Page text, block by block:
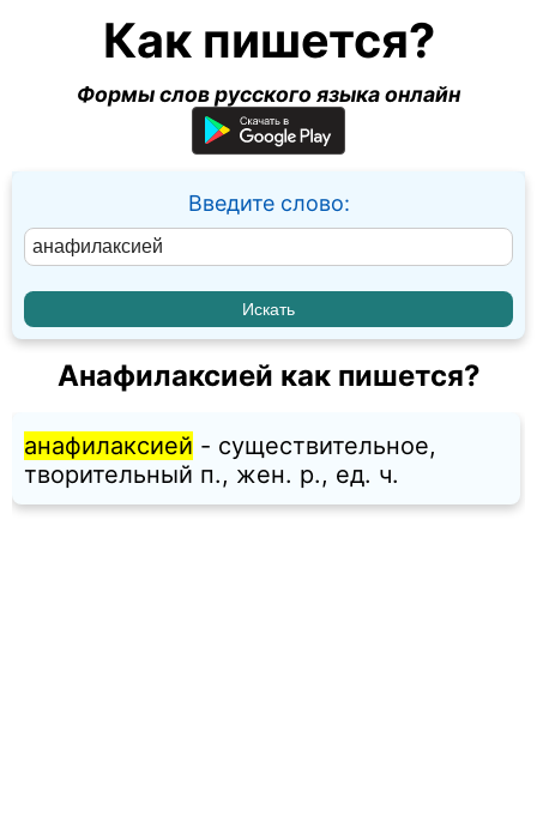
Как пишется?
Формы слов русского языка онлайн
Введите слово:
Анафилаксией как пишется?
анафилаксией - существительное,
творительный п., жен. p., ед. ч.